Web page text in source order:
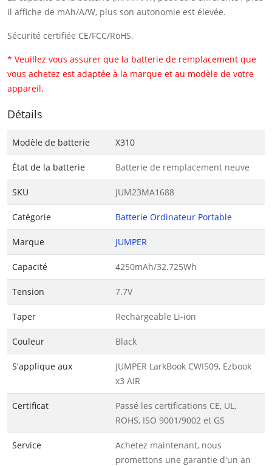
il affiche de mAh/A/W, plus son autonomie est élevée.
Sécurité certifiée CE/FCC/RoHS.
* Veuillez vous assurer que la batterie de remplacement que
vous achetez est adaptée à la marque et au modèle de votre
appareil.
Détails
Modèle de batterie X310
État de la batterie Batterie de remplacement neuve
SKU JUM23MA1688
Catégorie Batterie Ordinateur Portable
Marque JUMPER
Capacité 4250mAh/32.725Wh
Tension 7.7V
Taper Rechargeable Li-ion
Couleur Black
S'applique aux
JUMPER LarkBook CWI509, Ezbook
x3 AIR
Certificat
Passé les certifications CE, UL,
ROHS, ISO 9001/9002 et GS
Service
Achetez maintenant, nous
promettons une garantie d'un an